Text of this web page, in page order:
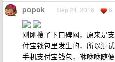
popok Sep 24, 2016 6
刚刚搜了下口碑网，原来是
付宝钱包里发生的，所以测试
手机支付宝钱包，咻咻咻随